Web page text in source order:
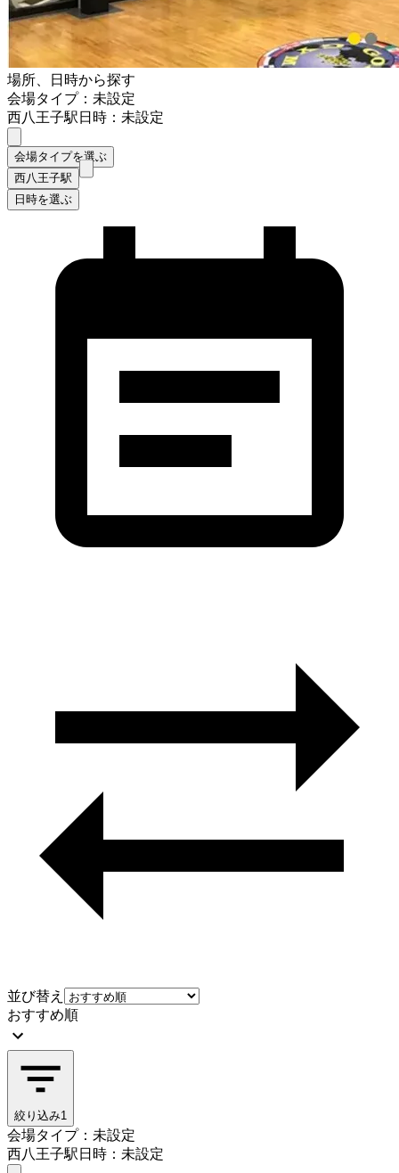
場所、日時から探す
会場タイプ：未設定
西八王子駅日時：未設定
会場タイプを選ぶ
西八王子駅
日時を選ぶ
並び替え
おすすめ順
絞り込み1
会場タイプ：未設定
西八王子駅日時：未設定